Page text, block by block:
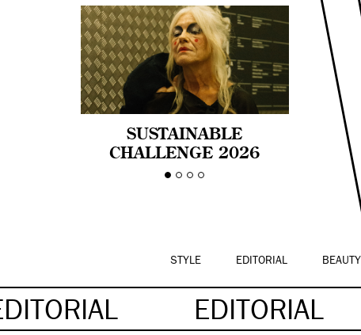
SUSTAINABLE
CHALLENGE 2026
CELEBRA LA
STYLE EDITORIAL BEAUTY
EDITORIAL